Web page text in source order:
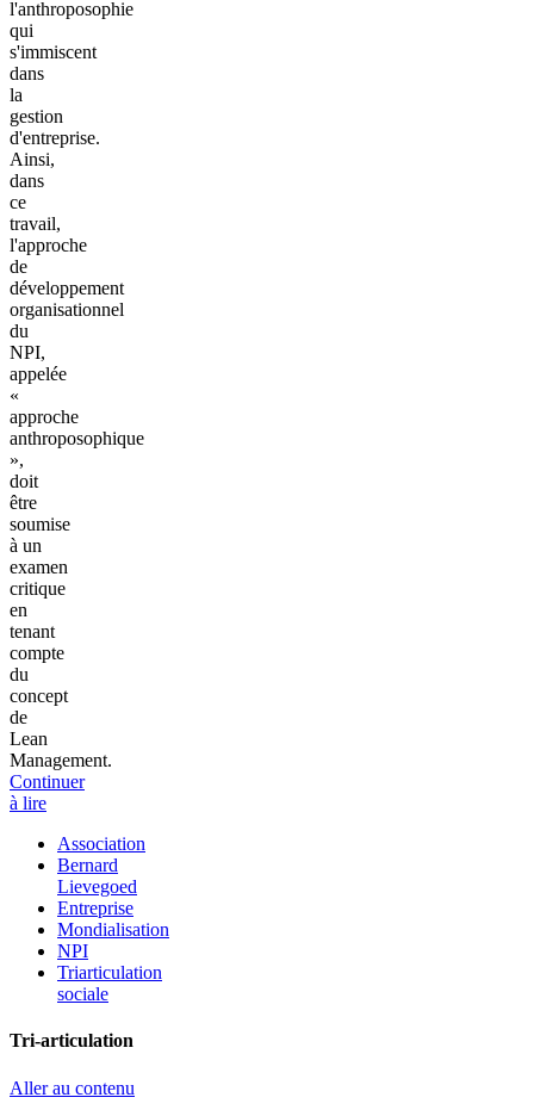
l'anthroposophie
qui
s'immiscent
dans
la
gestion
d'entreprise.
Ainsi,
dans
ce
travail,
l'approche
de
développement
organisationnel
du
NPI,
appelée
«
approche
anthroposophique
»,
doit
être
soumise
à un
examen
critique
en
tenant
compte
du
concept
de
Lean
Management.
Continuer
à lire
Association
Bernard
Lievegoed
Entreprise
Mondialisation
NPI
Triarticulation
sociale
Tri-articulation
Aller au contenu